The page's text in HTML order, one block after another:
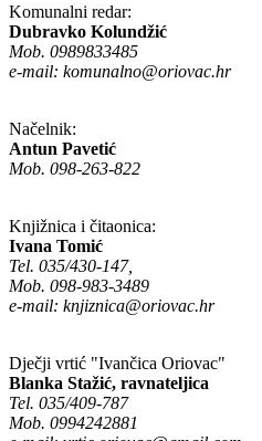
Komunalni redar:
Dubravko Kolundžić
Mob. 0989833485
e-mail: komunalno@oriovac.hr
Načelnik:
Antun Pavetić
Mob. 098-263-822
Knjižnica i čitaonica:
Ivana Tomić
Tel. 035/430-147,
Mob. 098-983-3489
e-mail: knjiznica@oriovac.hr
Dječji vrtić "Ivančica Oriovac"
Blanka Stažić, ravnateljica
Tel. 035/409-787
Mob. 0994242881